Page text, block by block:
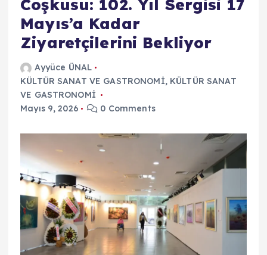
Coşkusu: 102. Yıl Sergisi 17
Mayıs’a Kadar
Ziyaretçilerini Bekliyor
Ayyüce ÜNAL
KÜLTÜR SANAT VE GASTRONOMİ, KÜLTÜR SANAT
VE GASTRONOMİ
Mayıs 9, 2026
0 Comments